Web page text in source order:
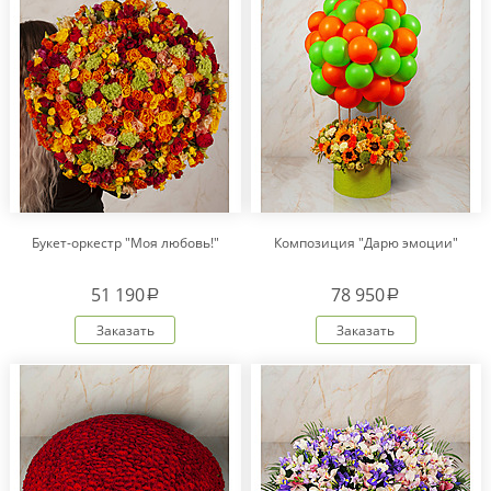
Букет-оркестр "Моя любовь!"
51 190a
Заказать
Композиция "Дарю эмоции"
78 950a
Заказать